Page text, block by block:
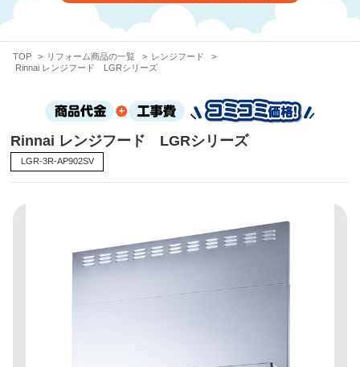
TOP > リフォーム商品の一覧 > レンジフード
>
Rinnai レンジフード LGRシリーズ
Rinnai レンジフード LGRシリーズ
LGR-3R-AP902SV